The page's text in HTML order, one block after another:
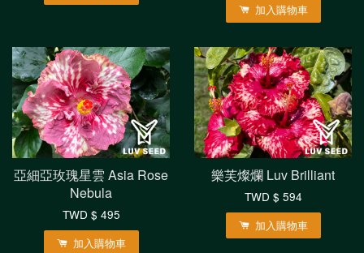
加入購物車
亞細亞玫瑰星雲 Asia Rose
Nebula
TWD $ 495
加入購物車
樂芙燦爛 Luv Brilliant
TWD $ 594
加入購物車